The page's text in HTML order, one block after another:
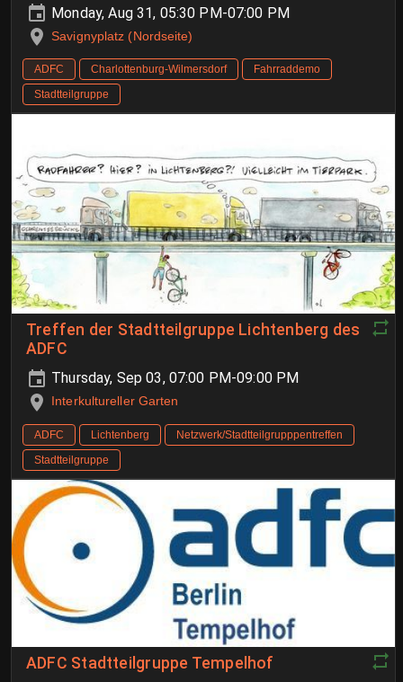
Monday, Aug 31, 05:30 PM-07:00 PM
Savignyplatz (Nordseite)
ADFC Charlottenburg-Wilmersdorf
Fahrraddemo
Stadtteilgruppe
Treffen der Stadtteilgruppe Lichtenberg des
ADFC
Thursday, Sep 03, 07:00 PM-09:00 PM
Interkultureller Garten
ADFC Lichtenberg
Netzwerk/Stadtteilgrupppentreffen
Stadtteilgruppe
ADFC Stadtteilgruppe Tempelhof